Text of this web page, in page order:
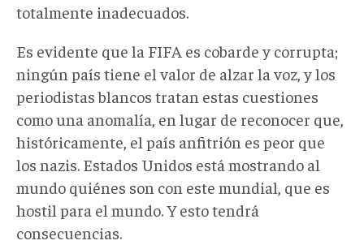
totalmente inadecuados.
Es evidente que la FIFA es cobarde y corrupta;
ningún país tiene el valor de alzar la voz, y los
periodistas blancos tratan estas cuestiones
como una anomalía, en lugar de reconocer que,
históricamente, el país anfitrión es peor que
los nazis. Estados Unidos está mostrando al
mundo quiénes son con este mundial, que es
hostil para el mundo. Y esto tendrá
consecuencias.